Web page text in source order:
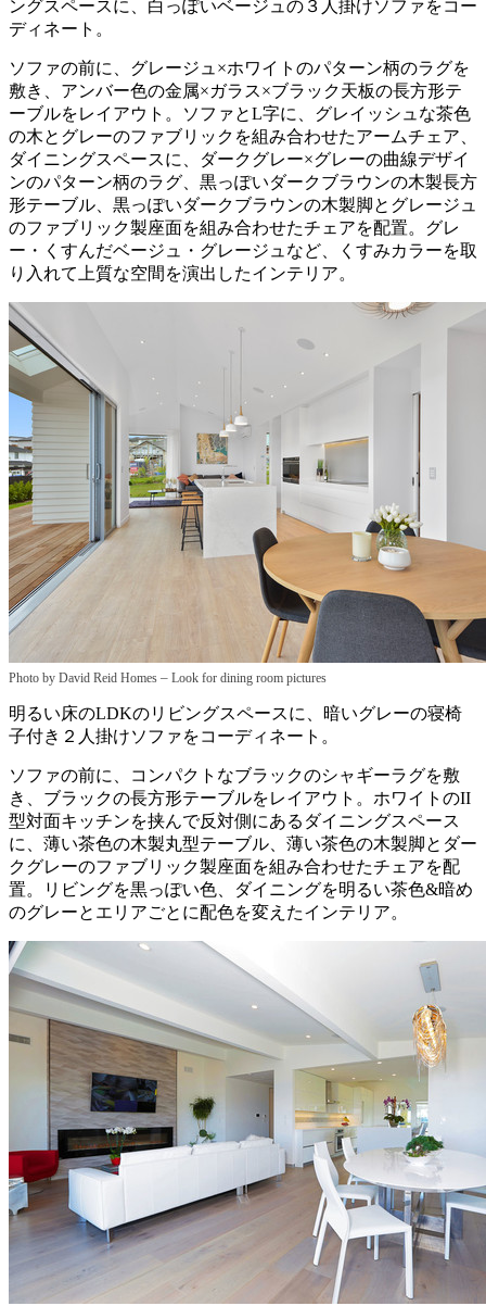
ングスペースに、白っぽいベージュの３人掛けソファをコー
ディネート。
ソファの前に、グレージュ×ホワイトのパターン柄のラグを
敷き、アンバー色の金属×ガラス×ブラック天板の長方形テ
ーブルをレイアウト。ソファとL字に、グレイッシュな茶色
の木とグレーのファブリックを組み合わせたアームチェア、
ダイニングスペースに、ダークグレー×グレーの曲線デザイ
ンのパターン柄のラグ、黒っぽいダークブラウンの木製長方
形テーブル、黒っぽいダークブラウンの木製脚とグレージュ
のファブリック製座面を組み合わせたチェアを配置。グレ
ー・くすんだベージュ・グレージュなど、くすみカラーを取
り入れて上質な空間を演出したインテリア。
Photo by David Reid Homes – Look for dining room pictures
明るい床のLDKのリビングスペースに、暗いグレーの寝椅
子付き２人掛けソファをコーディネート。
ソファの前に、コンパクトなブラックのシャギーラグを敷
き、ブラックの長方形テーブルをレイアウト。ホワイトのII
型対面キッチンを挟んで反対側にあるダイニングスペース
に、薄い茶色の木製丸型テーブル、薄い茶色の木製脚とダー
クグレーのファブリック製座面を組み合わせたチェアを配
置。リビングを黒っぽい色、ダイニングを明るい茶色&暗め
のグレーとエリアごとに配色を変えたインテリア。